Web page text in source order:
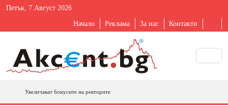
Петък, 7 Август 2026
Начало Реклама За нас Контакти
Увеличават бонусите на ректорите